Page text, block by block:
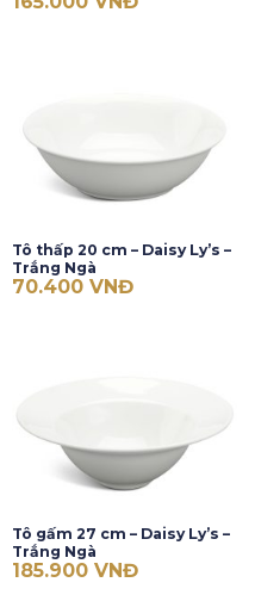
Tô thấp 20 cm – Daisy Ly’s –
Trắng Ngà
70.400 VNĐ
Tô gấm 27 cm – Daisy Ly’s –
Trắng Ngà
185.900 VNĐ